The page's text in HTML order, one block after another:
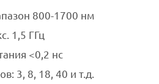
800-1700 нм
1,5 ГГц
<0,2 нс
3, 8, 18, 40 и т.д.